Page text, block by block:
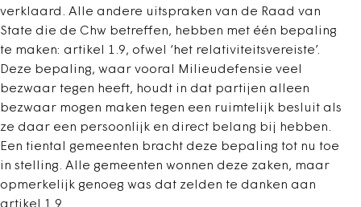
verklaard. Alle andere uitspraken van de Raad van
State die de Chw betreffen, hebben met één bepaling
te maken: artikel 1.9, ofwel ‘het relativiteitsvereiste’.
Deze bepaling, waar vooral Milieudefensie veel
bezwaar tegen heeft, houdt in dat partijen alleen
bezwaar mogen maken tegen een ruimtelijk besluit als
ze daar een persoonlijk en direct belang bij hebben.
Een tiental gemeenten bracht deze bepaling tot nu toe
in stelling. Alle gemeenten wonnen deze zaken, maar
opmerkelijk genoeg was dat zelden te danken aan